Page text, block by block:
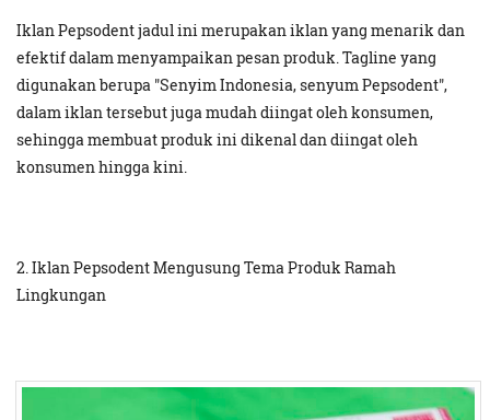
Iklan Pepsodent jadul ini merupakan iklan yang menarik dan
efektif dalam menyampaikan pesan produk. Tagline yang
digunakan berupa "Senyim Indonesia, senyum Pepsodent",
dalam iklan tersebut juga mudah diingat oleh konsumen,
sehingga membuat produk ini dikenal dan diingat oleh
konsumen hingga kini.
2. Iklan Pepsodent Mengusung Tema Produk Ramah
Lingkungan